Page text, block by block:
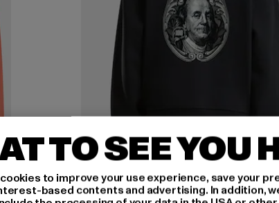
TO SEE YOU
to improve your use experience, save your
based contents and advertising. In addition,